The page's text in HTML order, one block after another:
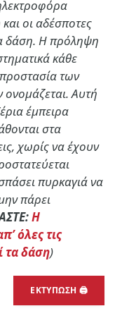
οι αδέσποτες
δάση. Η πρόληψη
κάθε
των
Αυτή
έμπειρα
στα
χωρίς να έχουν
πυρκαγιά να
πάρει
Η
όλες τις
τα δάση)
ΕΚΤΥΠΩΣΗ 🖨